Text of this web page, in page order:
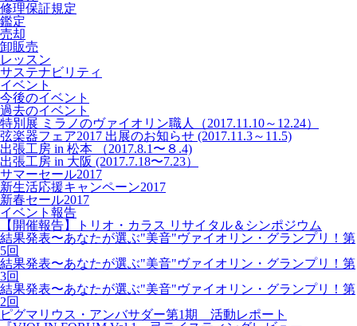
修理保証規定
鑑定
売却
卸販売
レッスン
サステナビリティ
イベント
今後のイベント
過去のイベント
特別展 ミラノのヴァイオリン職人（2017.11.10～12.24）
弦楽器フェア2017 出展のお知らせ (2017.11.3～11.5)
出張工房 in 松本 （2017.8.1〜８.4)
出張工房 in 大阪 (2017.7.18〜7.23）
サマーセール2017
新生活応援キャンペーン2017
新春セール2017
イベント報告
【開催報告】トリオ・カラス リサイタル＆シンポジウム
結果発表〜あなたが選ぶ"美音"ヴァイオリン・グランプリ！第
5回
結果発表〜あなたが選ぶ"美音"ヴァイオリン・グランプリ！第
3回
結果発表〜あなたが選ぶ"美音"ヴァイオリン・グランプリ！第
2回
ピグマリウス・アンバサダー第1期 活動レポート